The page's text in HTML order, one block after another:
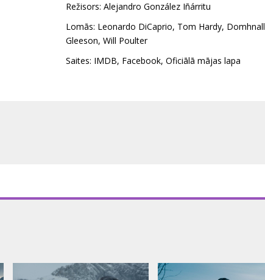
Režisors: Alejandro González Iñárritu
Lomās: Leonardo DiCaprio, Tom Hardy, Domhnall
Gleeson, Will Poulter
Saites: IMDB, Facebook, Oficiālā mājas lapa